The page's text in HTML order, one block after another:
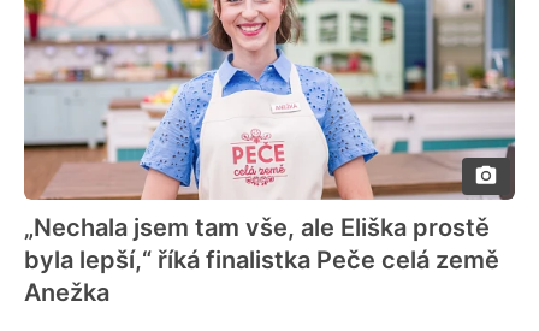
„Nechala jsem tam vše, ale Eliška prostě
byla lepší,“ říká finalistka Peče celá země
Anežka